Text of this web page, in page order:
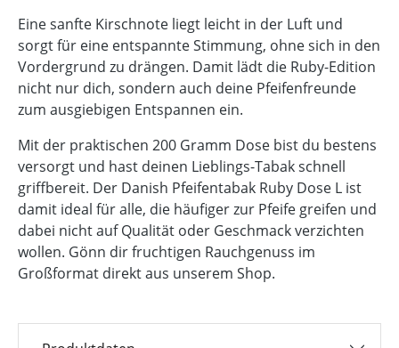
Eine sanfte Kirschnote liegt leicht in der Luft und
sorgt für eine entspannte Stimmung, ohne sich in den
Vordergrund zu drängen. Damit lädt die Ruby-Edition
nicht nur dich, sondern auch deine Pfeifenfreunde
zum ausgiebigen Entspannen ein.
Mit der praktischen 200 Gramm Dose bist du bestens
versorgt und hast deinen Lieblings-Tabak schnell
griffbereit. Der Danish Pfeifentabak Ruby Dose L ist
damit ideal für alle, die häufiger zur Pfeife greifen und
dabei nicht auf Qualität oder Geschmack verzichten
wollen. Gönn dir fruchtigen Rauchgenuss im
Großformat direkt aus unserem Shop.